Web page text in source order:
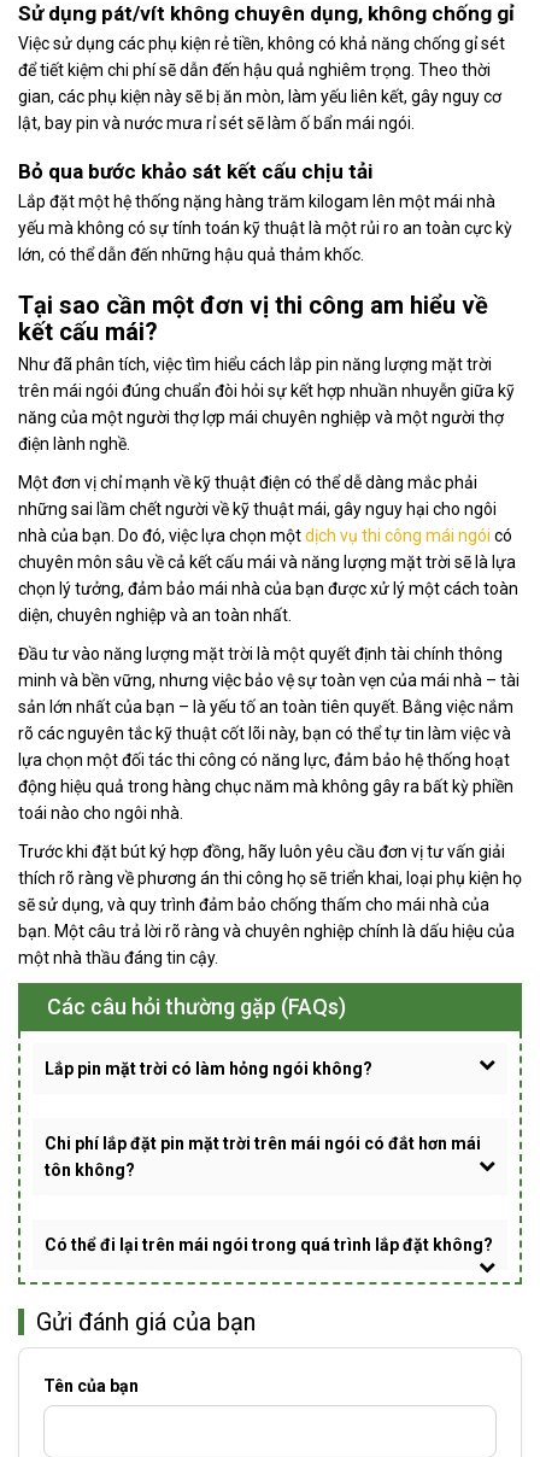
Sử dụng pát/vít không chuyên dụng, không chống gỉ
Việc sử dụng các phụ kiện rẻ tiền, không có khả năng chống gỉ sét
để tiết kiệm chi phí sẽ dẫn đến hậu quả nghiêm trọng. Theo thời
gian, các phụ kiện này sẽ bị ăn mòn, làm yếu liên kết, gây nguy cơ
lật, bay pin và nước mưa rỉ sét sẽ làm ố bẩn mái ngói.
Bỏ qua bước khảo sát kết cấu chịu tải
Lắp đặt một hệ thống nặng hàng trăm kilogam lên một mái nhà
yếu mà không có sự tính toán kỹ thuật là một rủi ro an toàn cực kỳ
lớn, có thể dẫn đến những hậu quả thảm khốc.
Tại sao cần một đơn vị thi công am hiểu về
kết cấu mái?
Như đã phân tích, việc tìm hiểu cách lắp pin năng lượng mặt trời
trên mái ngói đúng chuẩn đòi hỏi sự kết hợp nhuần nhuyễn giữa kỹ
năng của một người thợ lợp mái chuyên nghiệp và một người thợ
điện lành nghề.
Một đơn vị chỉ mạnh về kỹ thuật điện có thể dễ dàng mắc phải
những sai lầm chết người về kỹ thuật mái, gây nguy hại cho ngôi
nhà của bạn. Do đó, việc lựa chọn mộtdịch vụ thi công mái ngói có
chuyên môn sâu về cả kết cấu mái và năng lượng mặt trời sẽ là lựa
chọn lý tưởng, đảm bảo mái nhà của bạn được xử lý một cách toàn
diện, chuyên nghiệp và an toàn nhất.
Đầu tư vào năng lượng mặt trời là một quyết định tài chính thông
minh và bền vững, nhưng việc bảo vệ sự toàn vẹn của mái nhà – tài
sản lớn nhất của bạn – là yếu tố an toàn tiên quyết. Bằng việc nắm
rõ các nguyên tắc kỹ thuật cốt lõi này, bạn có thể tự tin làm việc và
lựa chọn một đối tác thi công có năng lực, đảm bảo hệ thống hoạt
động hiệu quả trong hàng chục năm mà không gây ra bất kỳ phiền
toái nào cho ngôi nhà.
Trước khi đặt bút ký hợp đồng, hãy luôn yêu cầu đơn vị tư vấn giải
thích rõ ràng về phương án thi công họ sẽ triển khai, loại phụ kiện họ
sẽ sử dụng, và quy trình đảm bảo chống thấm cho mái nhà của
bạn. Một câu trả lời rõ ràng và chuyên nghiệp chính là dấu hiệu của
một nhà thầu đáng tin cậy.
Các câu hỏi thường gặp (FAQs)
Lắp pin mặt trời có làm hỏng ngói không?
Chi phí lắp đặt pin mặt trời trên mái ngói có đắt hơn mái
tôn không?
Có thể đi lại trên mái ngói trong quá trình lắp đặt không?
Gửi đánh giá của bạn
Tên của bạn